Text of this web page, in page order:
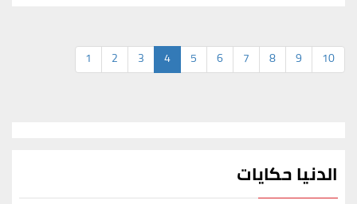
1 2 3 4 5 6 7 8 9 10
الدنيا حكايات